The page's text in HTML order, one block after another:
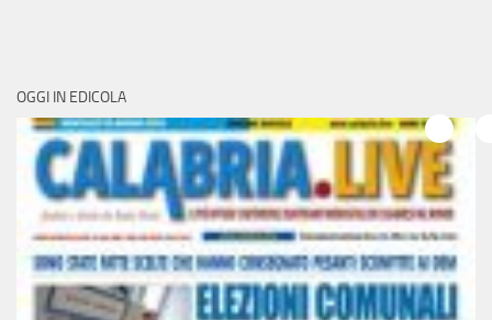
OGGI IN EDICOLA